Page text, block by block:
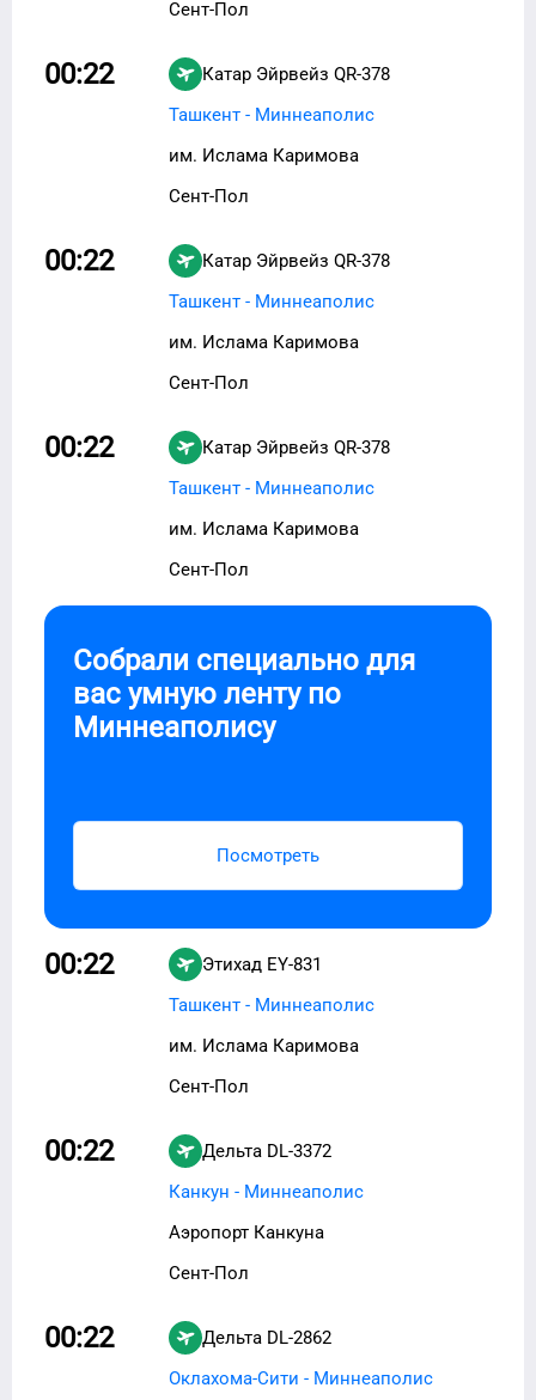
Сент-Пол
00:22 Катар Эйрвейз QR-378
Ташкент - Миннеаполис
им. Ислама Каримова
Сент-Пол
00:22 Катар Эйрвейз QR-378
Ташкент - Миннеаполис
им. Ислама Каримова
Сент-Пол
00:22 Катар Эйрвейз QR-378
Ташкент - Миннеаполис
им. Ислама Каримова
Сент-Пол
Собрали специально для
вас умную ленту по
Миннеаполису
Посмотреть
00:22 Этихад EY-831
Ташкент - Миннеаполис
им. Ислама Каримова
Сент-Пол
00:22 Дельта DL-3372
Канкун - Миннеаполис
Аэропорт Канкуна
Сент-Пол
00:22 Дельта DL-2862
Оклахома-Сити - Миннеаполис